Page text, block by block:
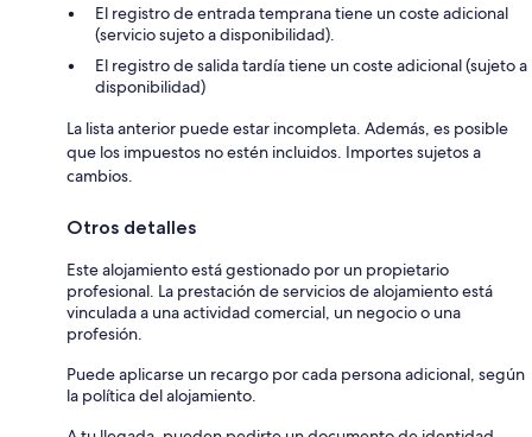
El registro de entrada temprana tiene un coste adicional
(servicio sujeto a disponibilidad).
El registro de salida tardía tiene un coste adicional (sujeto a
disponibilidad)
La lista anterior puede estar incompleta. Además, es posible
que los impuestos no estén incluidos. Importes sujetos a
cambios.
Otros detalles
Este alojamiento está gestionado por un propietario
profesional. La prestación de servicios de alojamiento está
vinculada a una actividad comercial, un negocio o una
profesión.
Puede aplicarse un recargo por cada persona adicional, según
la política del alojamiento.